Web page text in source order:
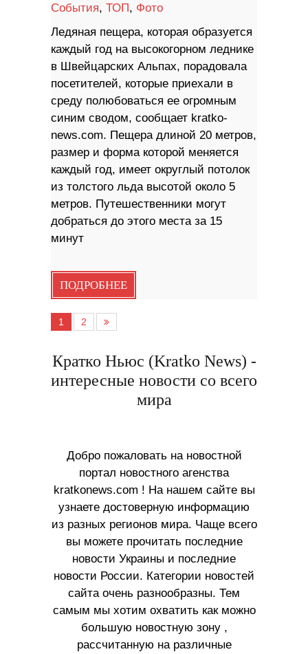
События, ТОП, Фото
Ледяная пещера, которая образуется
каждый год на высокогорном леднике
в Швейцарских Альпах, порадовала
посетителей, которые приехали в
среду полюбоваться ее огромным
синим сводом, сообщает kratko-
news.com. Пещера длиной 20 метров,
размер и форма которой меняется
каждый год, имеет округлый потолок
из толстого льда высотой около 5
метров. Путешественники могут
добраться до этого места за 15
минут
ПОДРОБНЕЕ
1 2
Кратко Ньюс (Kratko News) -
интересные новости со всего
мира
Добро пожаловать на новостной
портал новостного агенства
kratkonews.com ! На нашем сайте вы
узнаете достоверную информацию
из разных регионов мира. Чаще всего
вы можете прочитать последние
новости Украины и последние
новости России. Категории новостей
сайта очень разнообразны. Тем
самым мы хотим охватить как можно
большую новостную зону ,
рассчитанную на различные